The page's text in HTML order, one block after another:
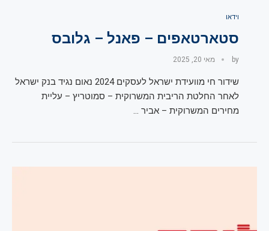
וידאו
סטארטאפים – פאנל – גלובס
by מאי 20, 2025
שידור חי מוועידת ישראל לעסקים 2024 נאום נגיד בנק ישראל
לאחר החלטת הריבית המשרוקית – סמוטריץ – עליית
מחירים המשרוקית – אביר …